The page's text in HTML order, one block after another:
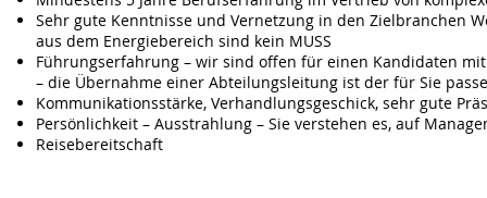
Sehr gute Kenntnisse und Vernetzung in den Zielbranchen
aus dem Energiebereich sind kein MUSS
Führungserfahrung – wir sind offen für einen Kandidaten
– die Übernahme einer Abteilungsleitung ist der für Sie
Kommunikationsstärke, Verhandlungsgeschick, sehr gute
Persönlichkeit – Ausstrahlung – Sie verstehen es, auf
Reisebereitschaft